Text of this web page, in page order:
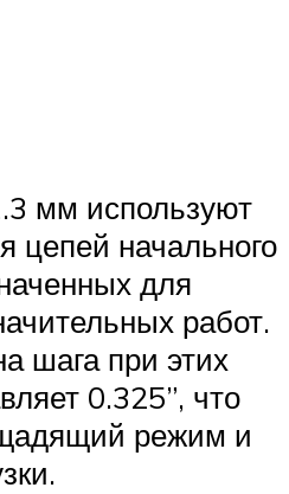
мм используют
цепей начального
для
работ.
шага при этих
0.325”, что
режим и